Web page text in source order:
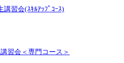
習会(ｽｷﾙｱｯﾌﾟｺｰｽ)
習会＜専門コース＞